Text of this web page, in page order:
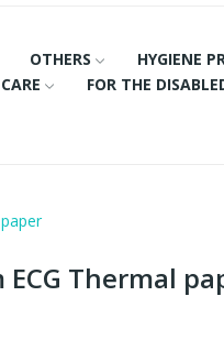
OTHERS HYGIENE
FOR THE
Thermal